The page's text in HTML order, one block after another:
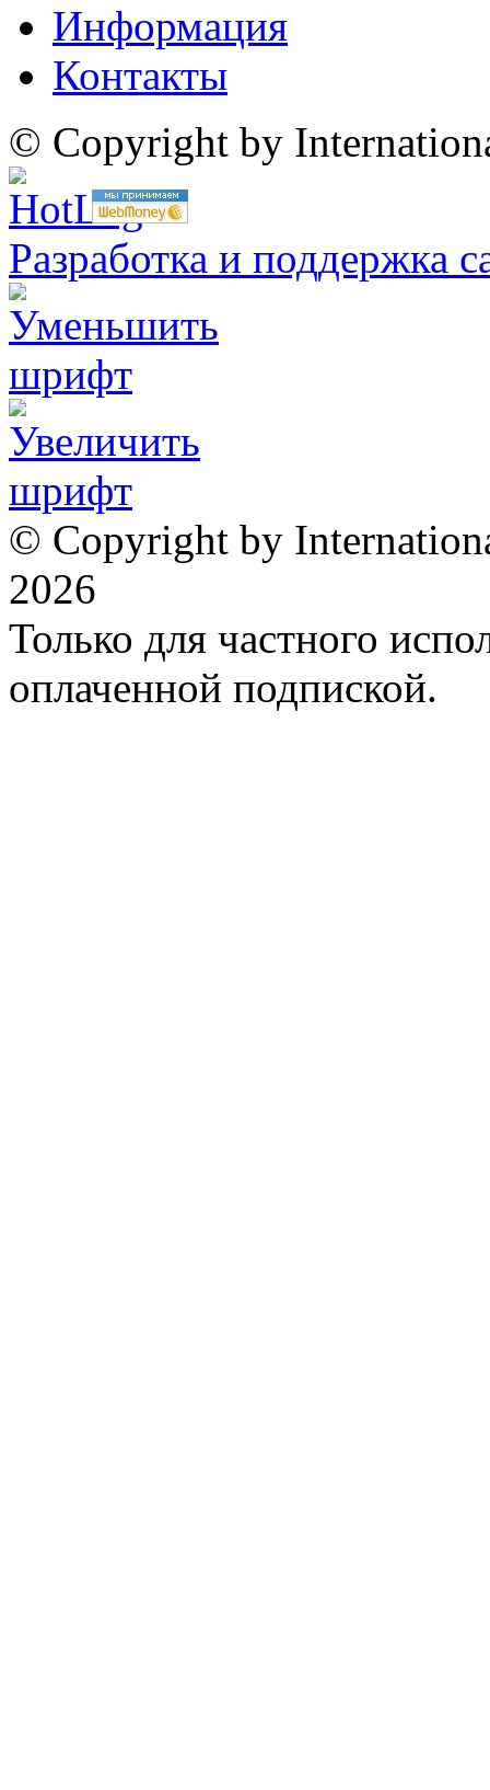
Информация
Контакты
© Copyright by
Разработка и поддержка
© Copyright by
2026
Только для частного
оплаченной подпиской.